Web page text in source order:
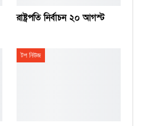
রাষ্ট্রপতি নির্বাচন ২০ আগস্ট
টপ নিউজ